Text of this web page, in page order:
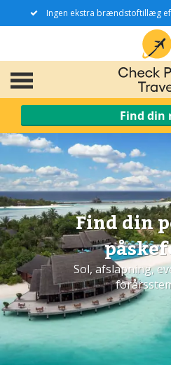
Ingen ekstra brændstoftillæg
Find din
Find din
Sol, afslapning,